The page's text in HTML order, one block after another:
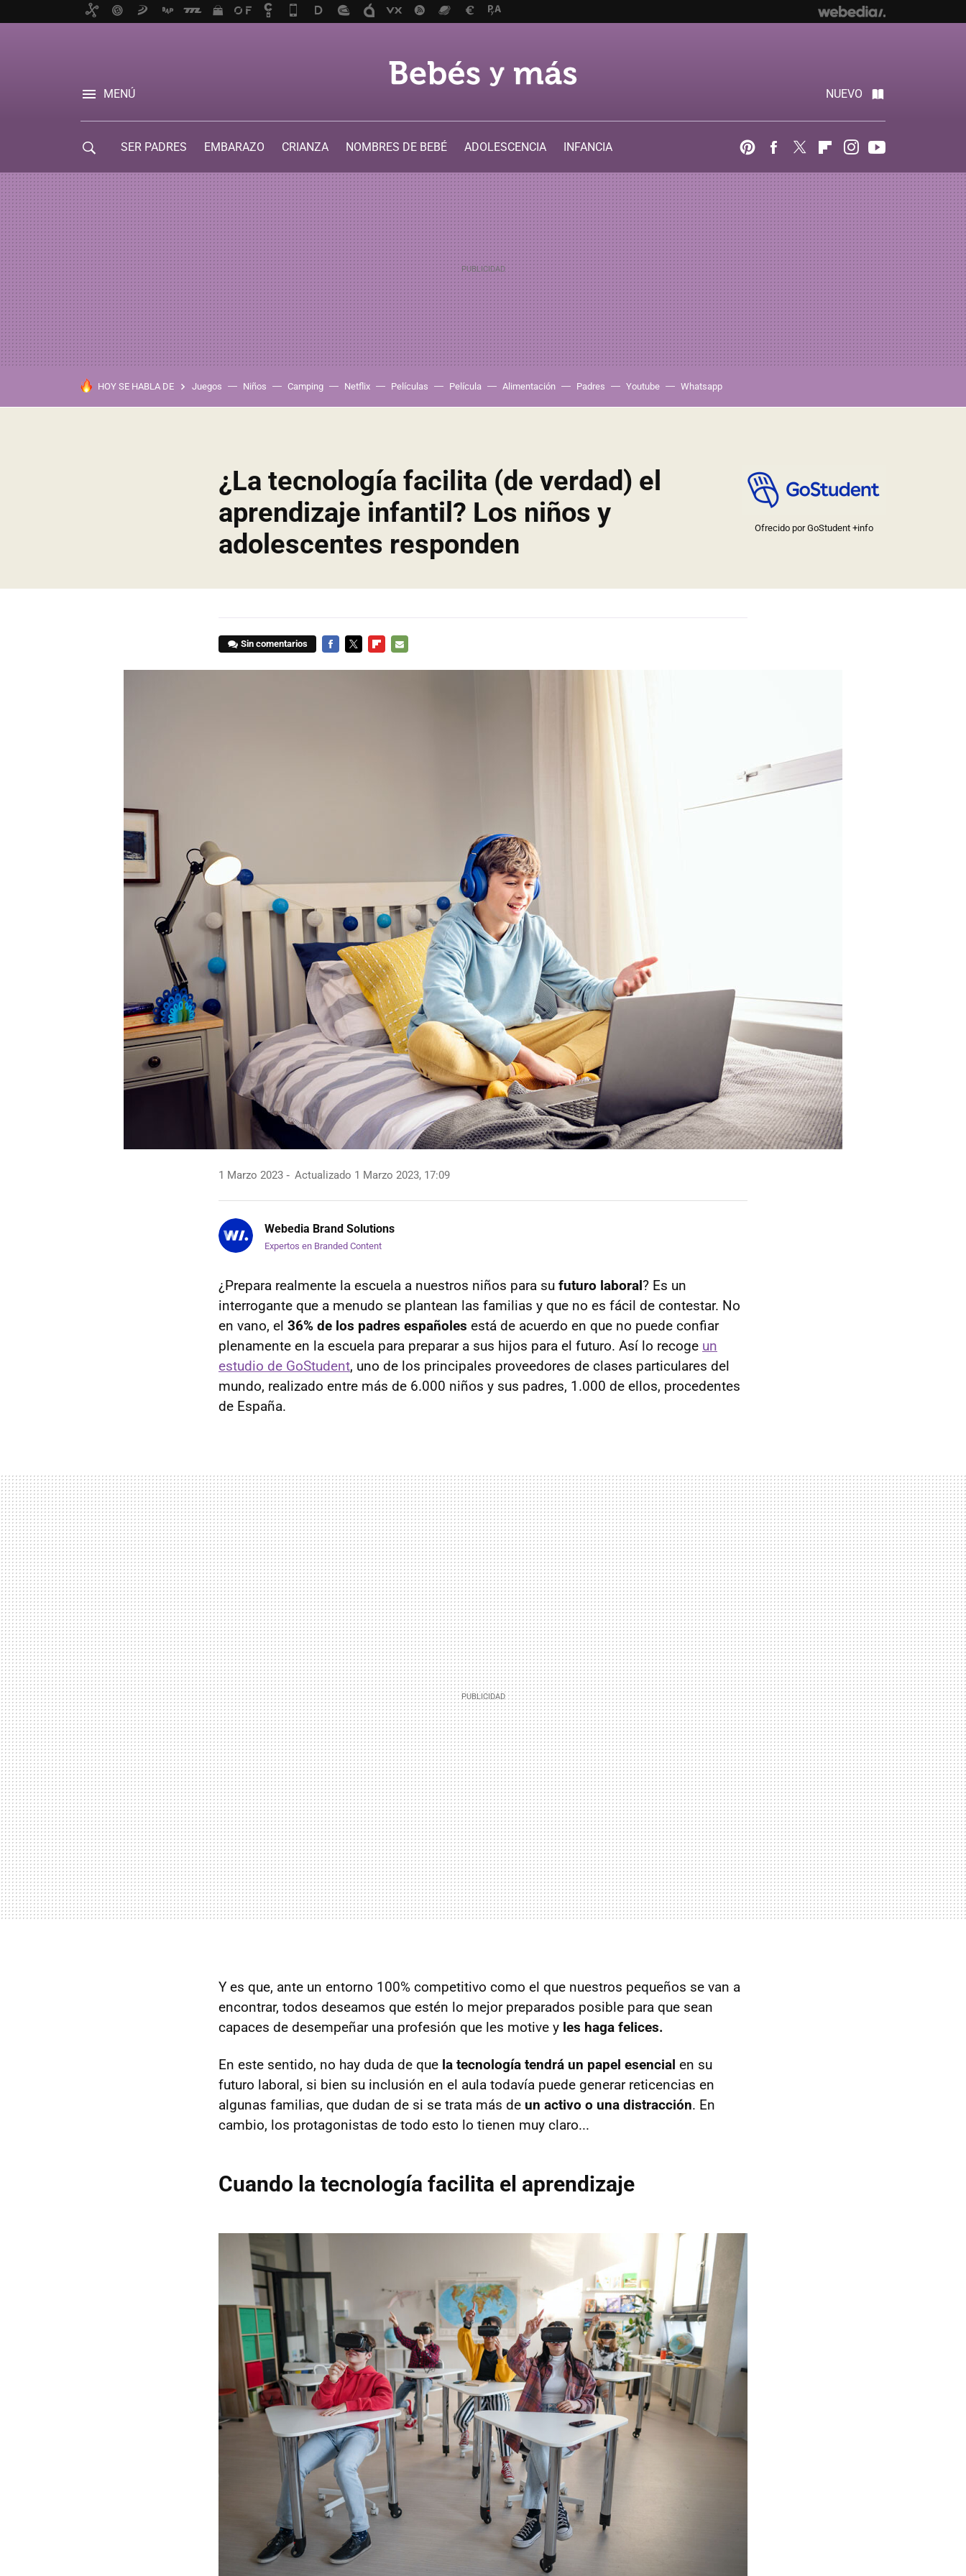
MENÚ NUEVO
SER PADRES EMBARAZO CRIANZA NOMBRES DE BEBÉ ADOLESCENCIA
INFANCIA
PinterestFacebook
Twitter FlipboardInstagram
HOY SE HABLA DE Juegos Niños Camping Netflix Películas Película Alimentación Padres Youtube Whatsapp
Ofrecido por GoStudent +info
¿La tecnología facilita (de verdad) el
aprendizaje infantil? Los niños y
adolescentes responden
Sin comentarios
1 Marzo 2023 Actualizado 1 Marzo 2023, 17:09
Webedia Brand Solutions
Expertos en Branded Content
¿Prepara realmente la escuela a nuestros niños para su futuro laboral? Es un
interrogante que a menudo se plantean las familias y que no es fácil de contestar. No
en vano, el 36% de los padres españoles está de acuerdo en que no puede confiar
plenamente en la escuela para preparar a sus hijos para el futuro. Así lo recoge un
estudio de GoStudent, uno de los principales proveedores de clases particulares del
mundo, realizado entre más de 6.000 niños y sus padres, 1.000 de ellos, procedentes
de España.
Y es que, ante un entorno 100% competitivo como el que nuestros pequeños se van a
encontrar, todos deseamos que estén lo mejor preparados posible para que sean
capaces de desempeñar una profesión que les motive y les haga felices.
En este sentido, no hay duda de que la tecnología tendrá un papel esencial en su
futuro laboral, si bien su inclusión en el aula todavía puede generar reticencias en
algunas familias, que dudan de si se trata más de un activo o una distracción. En
cambio, los protagonistas de todo esto lo tienen muy claro...
Cuando la tecnología facilita el aprendizaje